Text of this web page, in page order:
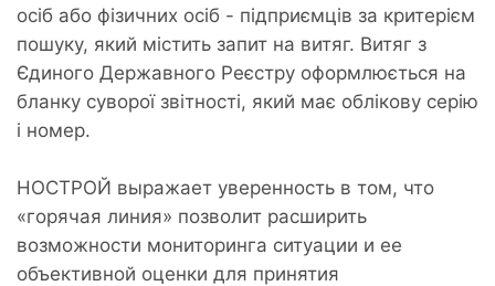
осіб або фізичних осіб - підприємців за критерієм
пошуку, який містить запит на витяг. Витяг з
Єдиного Державного Реєстру оформлюється на
бланку суворої звітності, який має облікову серію
і номер.
НОСТРОЙ выражает уверенность в том, что
«горячая линия» позволит расширить
возможности мониторинга ситуации и ее
объективной оценки для принятия